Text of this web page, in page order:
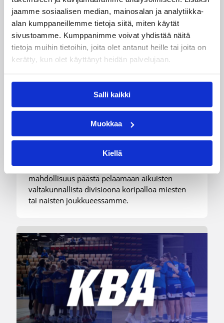
jaamme sosiaalisen median, mainosalan ja analytiikka-
alan kumppaneillemme tietoja siitä, miten käytät
sivustoamme. Kumppanimme voivat yhdistää näitä
tietoja muihin tietoihin, joita olet antanut heille tai joita on
kerätty, kun olet käyttänyt heidän palvelujaan.
Salli kaikki
Muokkaa
Kiellä
Miesten I divisioona B 20.07.2026 09:47
Turun NMKY etsii pelaajia
tulevalle kaudella 2026-2027
miesten ja naisten
joukkueisiinsa
Saitko opiskelupaikan Turusta tai asut tulevalla
kaudella Turun seudulla? Nyt olisi hieno
mahdollisuus päästä pelaamaan aikuisten
valtakunnallista divisioona koripalloa miesten
tai naisten joukkueessamme.